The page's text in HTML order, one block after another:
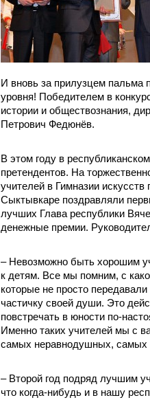
И вновь за прилузцем пальма
уровня! Победителем в
истории и обществознания,
Петрович Федюнёв.
В этом году в
претендентов. На
учителей в Гимназии
Сыктывкаре поздравляли
лучших Глава республики
денежные премии.
– Невозможно быть хорошим
к детям. Все мы помним, с
которые не просто
частичку своей души. Это
повстречать в юности по-
Именно таких учителей мы с
самых неравнодушных, самых
– Второй год подряд лучшим
что когда-нибудь и в нашу